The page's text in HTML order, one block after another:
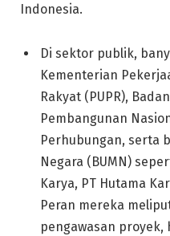
Indonesia.
Di sektor publik,
Kementerian
Rakyat (PUPR),
Pembangunan
Perhubungan, serta
Negara (BUMN)
Karya, PT Hutama
Peran mereka
pengawasan proyek,